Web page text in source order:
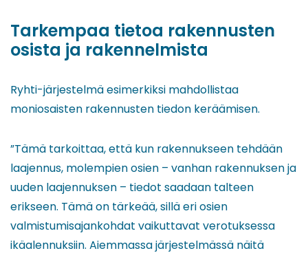
Tarkempaa tietoa rakennusten
osista ja rakennelmista
Ryhti-järjestelmä esimerkiksi mahdollistaa
moniosaisten rakennusten tiedon keräämisen.
”Tämä tarkoittaa, että kun rakennukseen tehdään
laajennus, molempien osien – vanhan rakennuksen ja
uuden laajennuksen – tiedot saadaan talteen
erikseen. Tämä on tärkeää, sillä eri osien
valmistumisajankohdat vaikuttavat verotuksessa
ikäalennuksiin. Aiemmassa järjestelmässä näitä